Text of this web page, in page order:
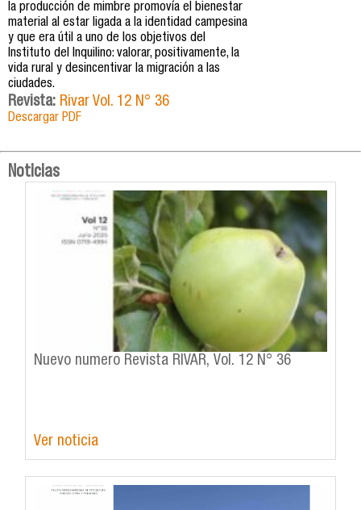
la producción de mimbre promovía el bienestar
material al estar ligada a la identidad campesina
y que era útil a uno de los objetivos del
Instituto del Inquilino: valorar, positivamente, la
vida rural y desincentivar la migración a las
ciudades.
Revista: Rivar Vol. 12 N° 36
Descargar PDF
Noticias
Nuevo numero Revista RIVAR, Vol. 12 N° 36
Ver noticia